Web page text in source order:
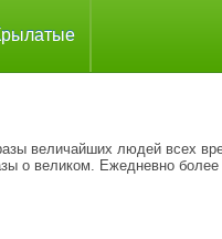
величайших людей всех
о великом. Ежедневно более